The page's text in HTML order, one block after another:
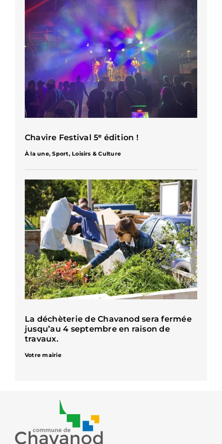
Chavire Festival 5ᵉ édition !
À la une,Sport, Loisirs & Culture
La déchèterie de Chavanod sera fermée
jusqu’au 4 septembre en raison de
travaux.
Votre mairie